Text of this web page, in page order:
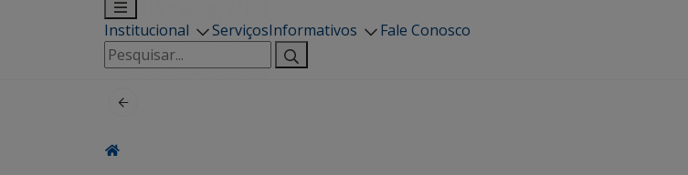
Institucional ServiçosInformativos
Fale Conosco
Pesquisar
por: